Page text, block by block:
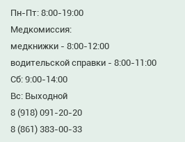
Пн-Пт: 8:00-19:00
Медкомиссия:
медкнижки - 8:00-12:00
водительской справки - 8:00-11:00
Сб: 9:00-14:00
Вс: Выходной
8 (918) 091-20-20
8 (861) 383-00-33